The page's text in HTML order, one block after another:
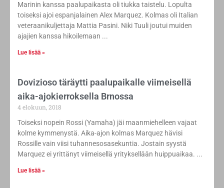
Marinin kanssa paalupaikasta oli tiukka taistelu. Lopulta
toiseksi ajoi espanjalainen Alex Marquez. Kolmas oli Italian
veteraanikuljettaja Mattia Pasini. Niki Tuuli joutui muiden
ajajien kanssa hikoilemaan
Lue lisää »
Dovizioso täräytti paalupaikalle viimeisellä
aika-ajokierroksella Brnossa
4 elokuun, 2018
Toiseksi nopein Rossi (Yamaha) jäi maanmiehelleen vajaat
kolme kymmenystä. Aika-ajon kolmas Marquez hävisi
Rossille vain viisi tuhannesosasekuntia. Jostain syystä
Marquez ei yrittänyt viimeisellä yrityksellään huippuaikaa.
Lue lisää »